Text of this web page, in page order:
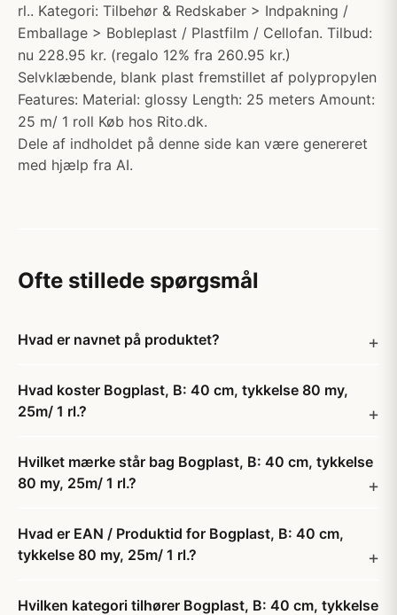
rl.. Kategori: Tilbehør & Redskaber > Indpakning /
Emballage > Bobleplast / Plastfilm / Cellofan. Tilbud:
nu 228.95 kr. (regalo 12% fra 260.95 kr.)
Selvklæbende, blank plast fremstillet af polypropylen
Features: Material: glossy Length: 25 meters Amount:
25 m/ 1 roll Køb hos Rito.dk.
Dele af indholdet på denne side kan være genereret
med hjælp fra AI.
Ofte stillede spørgsmål
Hvad er navnet på produktet?
Hvad koster Bogplast, B: 40 cm, tykkelse 80 my,
25m/ 1 rl.?
Hvilket mærke står bag Bogplast, B: 40 cm, tykkelse
80 my, 25m/ 1 rl.?
Hvad er EAN / Produktid for Bogplast, B: 40 cm,
tykkelse 80 my, 25m/ 1 rl.?
Hvilken kategori tilhører Bogplast, B: 40 cm, tykkelse